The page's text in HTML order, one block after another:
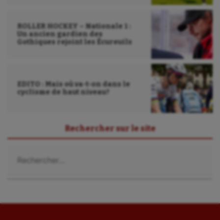
Roller-derby
Sport adapté
Sport santé
ROLLER HOCKEY – Nationale 1 :
Un ancien gardien des
Gothiques rejoint les Écureuils
EDITO : Mais où va-t-on dans le
cyclisme de haut niveau?
Rechercher sur le site